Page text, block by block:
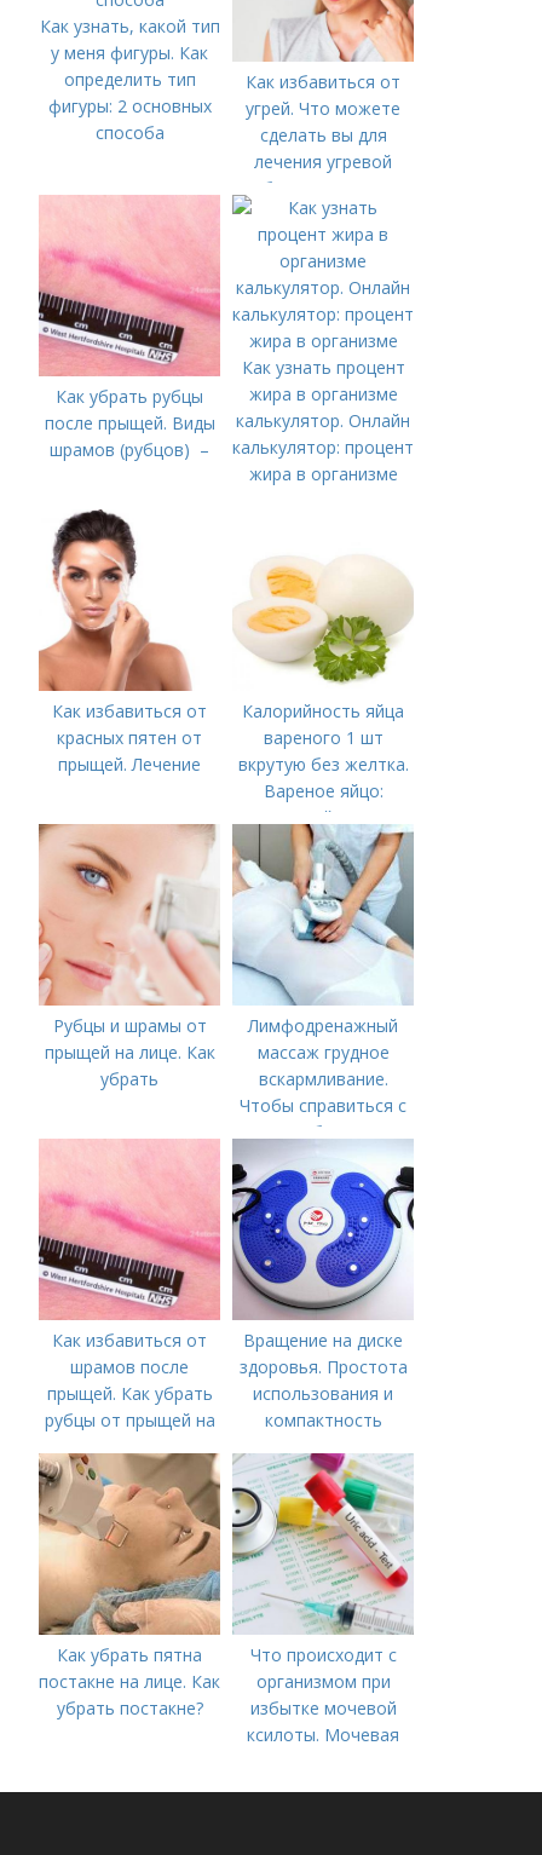
Как узнать, какой тип
у меня фигуры. Как
определить тип
фигуры: 2 основных
способа
Как избавиться от
угрей. Что можете
сделать вы для
лечения угревой
болезни (акне)
Как убрать рубцы
после прыщей. Виды
шрамов (рубцов) –
Как узнать процент
жира в организме
калькулятор. Онлайн
калькулятор: процент
жира в организме
Как избавиться от
красных пятен от
прыщей. Лечение
Калорийность яйца
вареного 1 шт
вкрутую без желтка.
Вареное яйцо:
калорийность
Рубцы и шрамы от
прыщей на лице. Как
убрать
Лимфодренажный
массаж грудное
вскармливание.
Чтобы справиться с
нагрубанием,
необходимо
предпринять
следующие действия:
Как избавиться от
шрамов после
прыщей. Как убрать
рубцы от прыщей на
Вращение на диске
здоровья. Простота
использования и
компактность
Как убрать пятна
постакне на лице. Как
убрать постакне?
Что происходит с
организмом при
избытке мочевой
ксилоты. Мочевая
норма и отклонения